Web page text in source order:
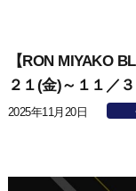
【RON MIYAKO
２１(金)～１１／
2025年11月20日